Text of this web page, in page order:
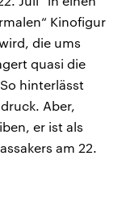
Kinofigur
die ums
quasi die
hinterlässt
Aber,
er ist als
am 22.